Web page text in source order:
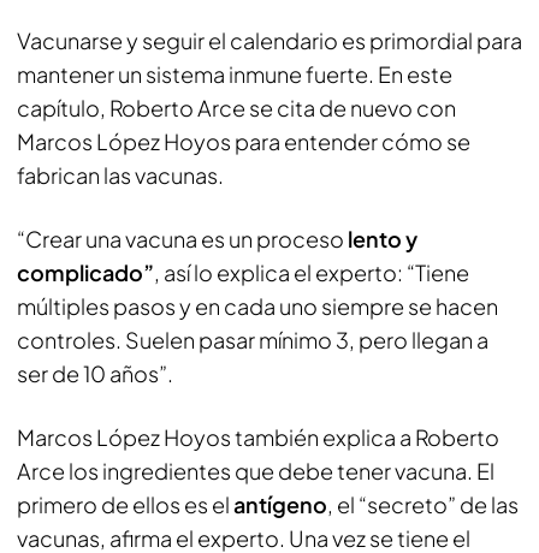
Vacunarse y seguir el calendario es primordial para
mantener un sistema inmune fuerte. En este
capítulo, Roberto Arce se cita de nuevo con
Marcos López Hoyos para entender cómo se
fabrican las vacunas.
“Crear una vacuna es un proceso lento y
complicado”, así lo explica el experto: “Tiene
múltiples pasos y en cada uno siempre se hacen
controles. Suelen pasar mínimo 3, pero llegan a
ser de 10 años”.
Marcos López Hoyos también explica a Roberto
Arce los ingredientes que debe tener vacuna. El
primero de ellos es elantígeno, el “secreto” de las
vacunas, afirma el experto. Una vez se tiene el